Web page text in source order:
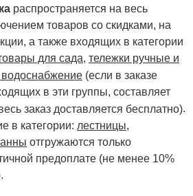
распространяется на весь
товаров со скидками, на
а также входящих в категории
для сада, тележки ручные и
(если в заказе
в эти группы, составляет
заказ доставляется бесплатно).
в категории: лестницы,
отгружаются только
предоплате (не менее 10%